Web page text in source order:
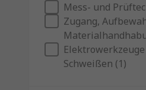
Mess- und
Zugang,
Schweißen (1)